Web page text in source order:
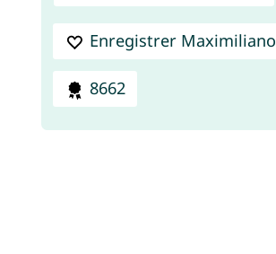
Enregistrer Maximiliano
8662